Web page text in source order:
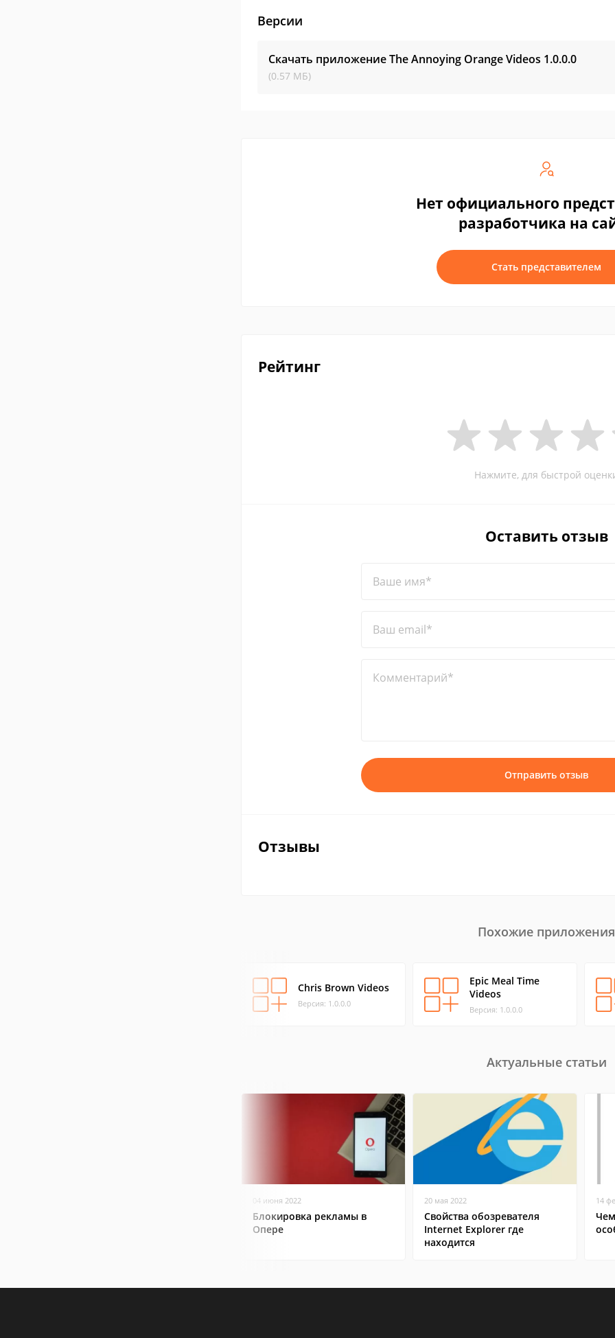
Версии
Скачать приложение The Annoying Orange Videos 1.0.0.0
(0.57 МБ)
Нет официального
разработчика на
Стать представителем
Рейтинг
Нажмите, для быстрой
Оставить отзыв
Ваше имя*
Ваш email*
Комментарий*
Отправить отзыв
Отзывы
Похожие приложения
Chris Brown Videos
Версия: 1.0.0.0
Epic Meal Time
Videos
Версия: 1.0.0.0
Актуальные статьи
04 июня 2022
Блокировка рекламы в
Опере
20 мая 2022
Свойства обозревателя
Internet Explorer где
находится
14